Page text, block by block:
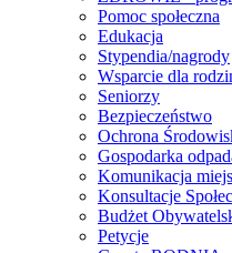
Pomoc społeczna
Edukacja
Stypendia/nagrody
Wsparcie dla
Seniorzy
Bezpieczeństwo
Ochrona
Gospodarka
Komunikacja
Konsultacje
Budżet
Petycje